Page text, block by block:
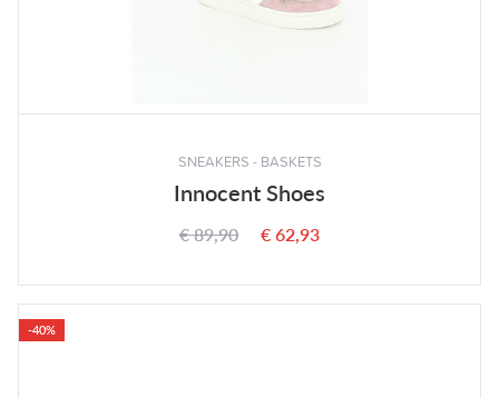
SNEAKERS - BASKETS
Innocent Shoes
€ 89,90 € 62,93
-40%